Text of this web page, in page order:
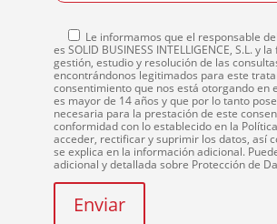
Le informamos que el responsable
es SOLID BUSINESS INTELLIGENCE, S.L. y
gestión, estudio y resolución de las
encontrándonos legitimados para este
consentimiento que nos está otorgando en
es mayor de 14 años y que por lo tanto
necesaria para la prestación de este
conformidad con lo establecido en la
acceder, rectificar y suprimir los datos, así
se explica en la información adicional.
adicional y detallada sobre Protección de